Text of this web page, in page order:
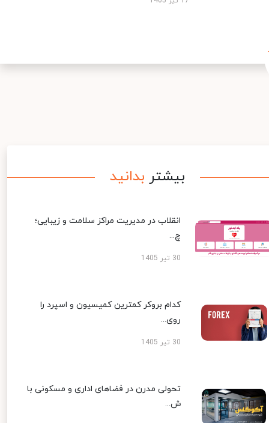
بیشتر بدانید
انقلاب در مدیریت مراکز سلامت و زیبایی؛
چ...
30 تیر 1405
کدام بروکر کمترین کمیسیون و اسپرد را
روی...
30 تیر 1405
تحولی مدرن در فضاهای اداری و مسکونی با
ش...